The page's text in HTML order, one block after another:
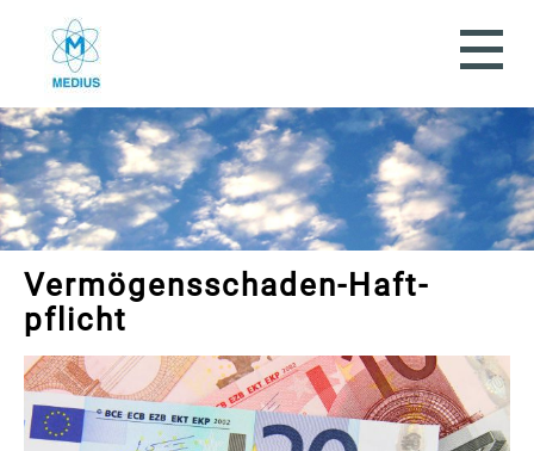
Vermögensschaden-Haft­
pflicht